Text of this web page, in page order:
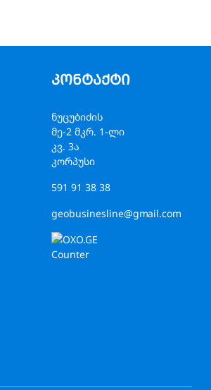
კონტაქტი
ნუცუბიძის
მე-2 მკრ. 1-ლი
კვ. 3ა
კორპუსი
591 91 38 38
geobusinesline@gmail.com